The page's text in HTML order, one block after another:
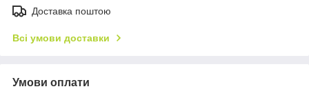
Доставка поштою
Всі умови доставки
Умови оплати